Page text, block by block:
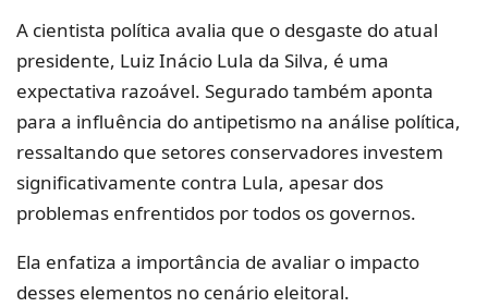
A cientista política avalia que o desgaste do atual
presidente, Luiz Inácio Lula da Silva, é uma
expectativa razoável. Segurado também aponta
para a influência do antipetismo na análise política,
ressaltando que setores conservadores investem
significativamente contra Lula, apesar dos
problemas enfrentidos por todos os governos.
Ela enfatiza a importância de avaliar o impacto
desses elementos no cenário eleitoral.